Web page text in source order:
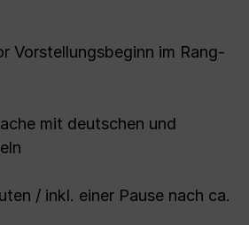
Vorstellungsbeginn im Rang-
mit deutschen und
/ inkl. einer Pause nach ca.